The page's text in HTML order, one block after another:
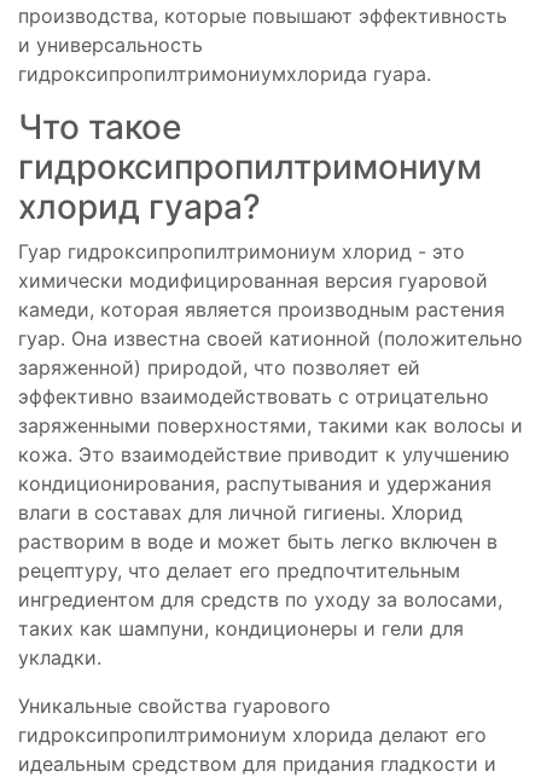
производства, которые повышают эффективность
и универсальность
гидроксипропилтримониумхлорида гуара.
Что такое
гидроксипропилтримониум
хлорид гуара?
Гуар гидроксипропилтримониум хлорид - это
химически модифицированная версия гуаровой
камеди, которая является производным растения
гуар. Она известна своей катионной (положительно
заряженной) природой, что позволяет ей
эффективно взаимодействовать с отрицательно
заряженными поверхностями, такими как волосы и
кожа. Это взаимодействие приводит к улучшению
кондиционирования, распутывания и удержания
влаги в составах для личной гигиены. Хлорид
растворим в воде и может быть легко включен в
рецептуру, что делает его предпочтительным
ингредиентом для средств по уходу за волосами,
таких как шампуни, кондиционеры и гели для
укладки.
Уникальные свойства гуарового
гидроксипропилтримониум хлорида делают его
идеальным средством для придания гладкости и